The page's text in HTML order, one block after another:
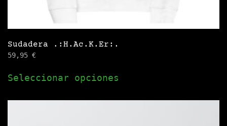
Sudadera .:H.Ac.K.Er:.
59,95 €
Seleccionar opciones